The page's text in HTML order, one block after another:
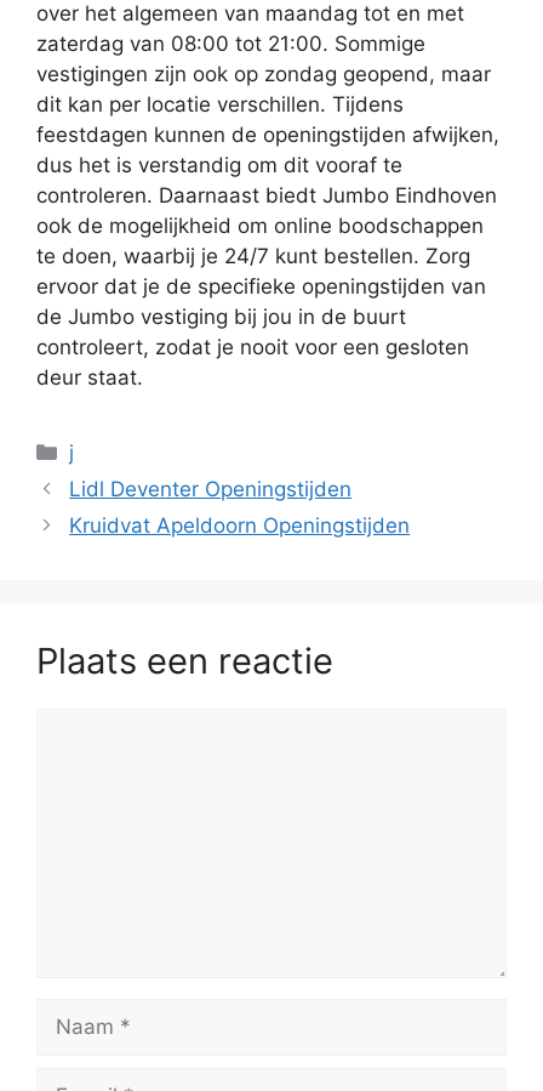
over het algemeen van maandag tot en met
zaterdag van 08:00 tot 21:00. Sommige
vestigingen zijn ook op zondag geopend, maar
dit kan per locatie verschillen. Tijdens
feestdagen kunnen de openingstijden afwijken,
dus het is verstandig om dit vooraf te
controleren. Daarnaast biedt Jumbo Eindhoven
ook de mogelijkheid om online boodschappen
te doen, waarbij je 24/7 kunt bestellen. Zorg
ervoor dat je de specifieke openingstijden van
de Jumbo vestiging bij jou in de buurt
controleert, zodat je nooit voor een gesloten
deur staat.
Categorieën
j
Lidl Deventer Openingstijden
Kruidvat Apeldoorn Openingstijden
Plaats een reactie
Naam